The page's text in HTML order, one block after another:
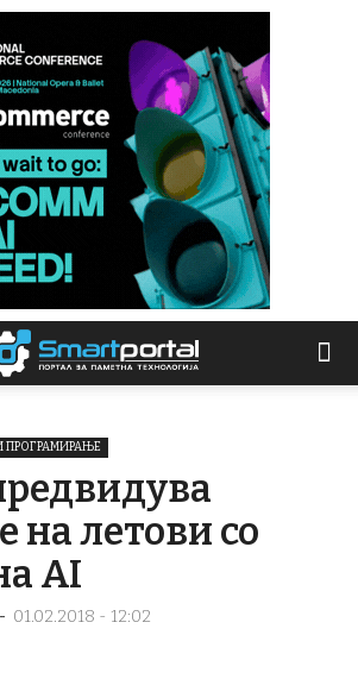
ПРОГРАМИРАЊЕ
на летови со
AI
- 01.02.2018 - 12:02